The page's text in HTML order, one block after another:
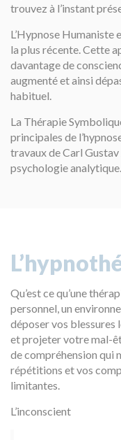
trouvez à l’instant
L’Hypnose Humaniste
la plus récente. Cette
davantage de
augmenté et ainsi
habituel.
La Thérapie
principales de
travaux de Carl
psychologie analytique.
Qu’est ce qu’une
personnel, un
déposer vos blessures
et projeter votre mal-
de compréhension qui
répétitions et vos
limitantes.
L’inconscient